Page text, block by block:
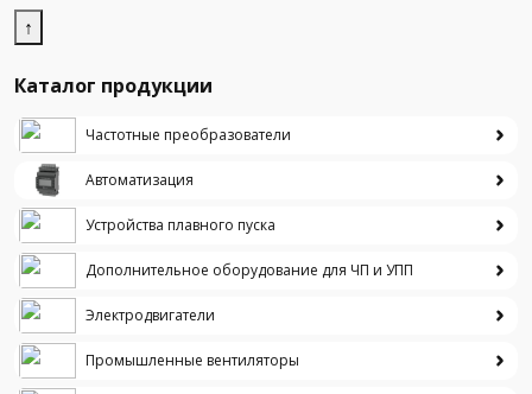
↑
Каталог продукции
Частотные преобразователи
Автоматизация
Устройства плавного пуска
Дополнительное оборудование для ЧП и УПП
Электродвигатели
Промышленные вентиляторы